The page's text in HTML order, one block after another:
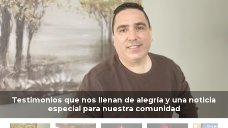
Testimonios que nos llenan de alegría y una noticia
especial para nuestra comunidad